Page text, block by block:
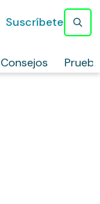
Consejos
Suscríbete